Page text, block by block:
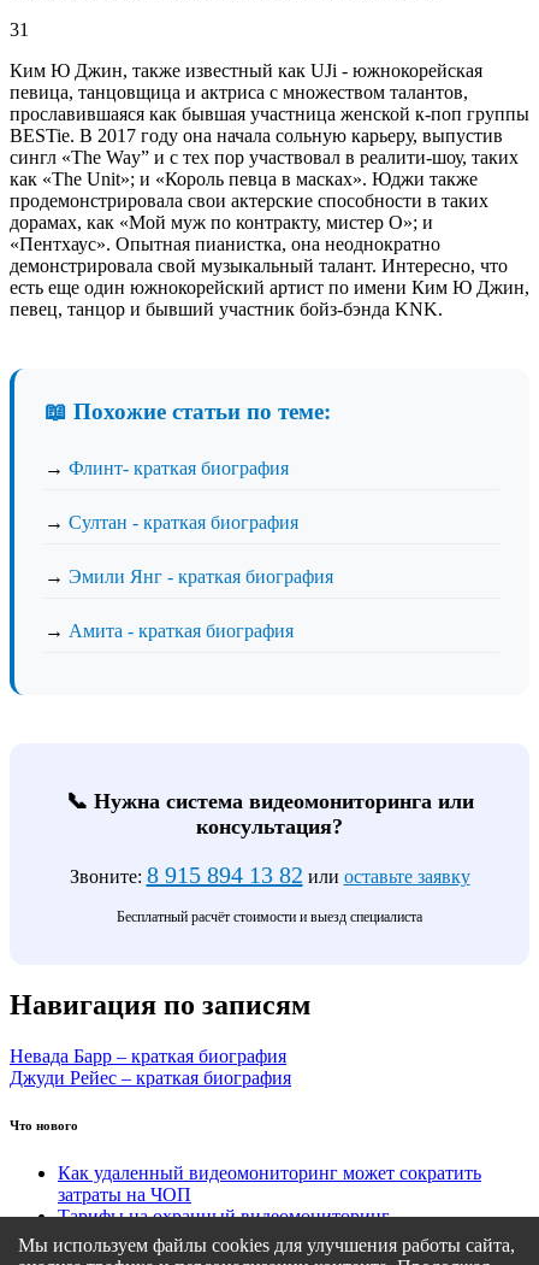
31
Ким Ю Джин, также известный как UJi - южнокорейская
певица, танцовщица и актриса с множеством талантов,
прославившаяся как бывшая участница женской к-поп группы
BESTie. В 2017 году она начала сольную карьеру, выпустив
сингл «The Way” и с тех пор участвовал в реалити-шоу, таких
как «The Unit»; и «Король певца в масках». Юджи также
продемонстрировала свои актерские способности в таких
дорамах, как «Мой муж по контракту, мистер О»; и
«Пентхаус». Опытная пианистка, она неоднократно
демонстрировала свой музыкальный талант. Интересно, что
есть еще один южнокорейский артист по имени Ким Ю Джин,
певец, танцор и бывший участник бойз-бэнда KNK.
📖 Похожие статьи по теме:
→ Флинт- краткая биография
→ Султан - краткая биография
→ Эмили Янг - краткая биография
→ Амита - краткая биография
📞 Нужна система видеомониторинга или
консультация?
Звоните: 8 915 894 13 82 или оставьте заявку
Бесплатный расчёт стоимости и выезд специалиста
Навигация по записям
Невада Барр – краткая биография
Джуди Рейес – краткая биография
Что нового
Как удаленный видеомониторинг может сократить
затраты на ЧОП
Тарифы на охранный видеомониторинг
Этапы подключения удаленного видеомониторинга
Кому подходит удаленный видеомониторинг?
Мы используем файлы cookies для улучшения работы сайта,